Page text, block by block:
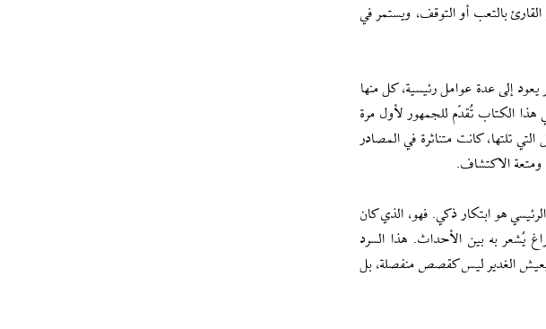
بالتعب أو التوقف، ويستمر في
إلى عدة عوامل رئيسية، كل منها
هذا الكتاب تُقدّم للجمهور لأول مرة
تلتها، كانت متناثرة في المصادر
ومتعة الاكتشاف.
هو ابتكار ذكي. فهو، الذي كان
يُشعر به بين الأحداث. هذا السرد
يعيش الغدير ليس كقصص منفصلة، بل